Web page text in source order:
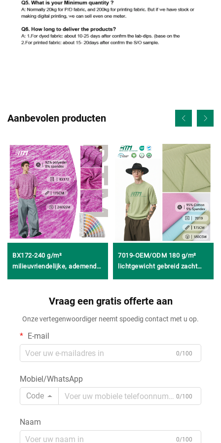
Aanbevolen producten
BX172-240 g/m²
milieuvriendelijke, ademende
geborstelde stof van 92%
(kationisch) voor
sportkleding, yogasets en
tops
7019-OEM/ODM 180 g/m²
lichtgewicht gebreid zacht
5% elastaan voor T-shirts voor
Vraag een gratis offerte aan
Onze vertegenwoordiger neemt spoedig contact met u op.
E-mail
0/100
Mobiel/WhatsApp
Code
0/100
Naam
0/100